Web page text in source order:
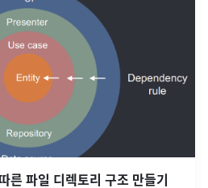
른 파일 디렉토리 구조 만들기